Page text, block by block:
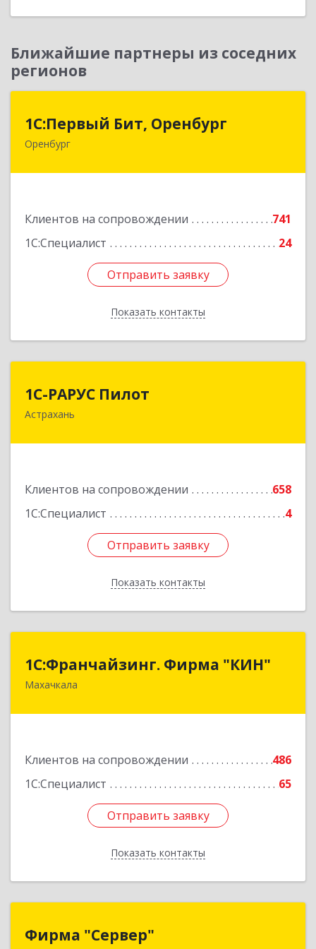
Ближайшие партнеры из соседних
регионов
1С:Первый Бит, Оренбург
Оренбург
Клиентов на сопровождении
741
1С:Специалист
24
Отправить заявку
Показать контакты
1С:Первый Бит, Оренбург
460044, Оренбургская обл, Оренбург, Березка
Отправить заявку
Назад
1С-РАРУС Пилот
Астрахань
Клиентов на сопровождении
658
1С:Специалист
4
Отправить заявку
Показать контакты
Отправить заявку
Назад
1С:Франчайзинг. Фирма "КИН"
Махачкала
Клиентов на сопровождении
486
1С:Специалист
65
Отправить заявку
Показать контакты
1С:Франчайзинг. Фирма "КИН"
367030, Дагестан Респ, Махачкала г, И.Казака
Отправить заявку
Назад
Фирма "Сервер"